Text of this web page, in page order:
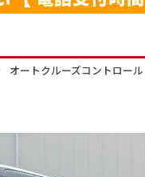
ートクルーズコントロ